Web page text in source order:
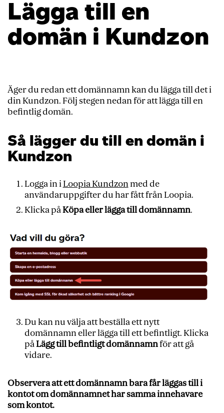
Lägga till en
domän i Kundzon
Äger du redan ett domännamn kan du lägga till det i
din Kundzon. Följ stegen nedan för att lägga till en
befintlig domän.
Så lägger du till en domän i
Kundzon
Logga in iLoopia Kundzonmed de
användaruppgifter du har fått från Loopia.
Klicka påKöpa eller lägga till domännamn.
Du kan nu välja att beställa ett nytt
domännamn eller lägga till ett befintligt. Klicka
påLägg till befintligt domännamnför att gå
vidare.
Observera att ett domännamn bara får läggas till i
kontot om domännamnet har samma innehavare
som kontot.